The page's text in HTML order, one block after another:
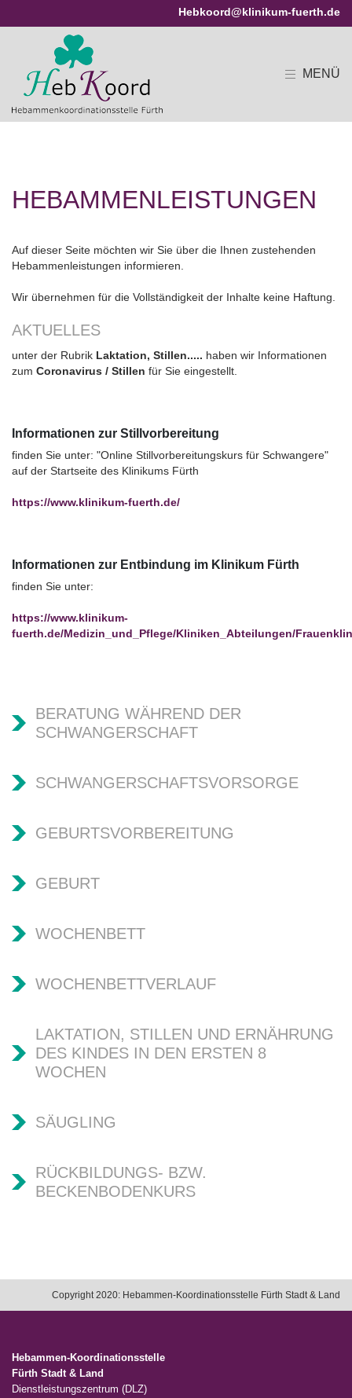
Hebkoord@klinikum-fuerth.de
MENÜ
HEBAMMENLEISTUNGEN
Auf dieser Seite möchten wir Sie über die Ihnen zustehenden
Hebammenleistungen informieren.
Wir übernehmen für die Vollständigkeit der Inhalte keine Haftung.
AKTUELLES
unter der Rubrik Laktation, Stillen..... haben wir Informationen
zum Coronavirus / Stillen für Sie eingestellt.
Informationen zur Stillvorbereitung
finden Sie unter: "Online Stillvorbereitungskurs für Schwangere"
auf der Startseite des Klinikums Fürth
https://www.klinikum-fuerth.de/
Informationen zur Entbindung im Klinikum Fürth
finden Sie unter:
https://www.klinikum-
fuerth.de/Medizin_und_Pflege/Kliniken_Abteilungen/
BERATUNG WÄHREND DER
SCHWANGERSCHAFT
SCHWANGERSCHAFTSVORSORGE
GEBURTSVORBEREITUNG
GEBURT
WOCHENBETT
WOCHENBETTVERLAUF
LAKTATION, STILLEN UND ERNÄHRUNG
DES KINDES IN DEN ERSTEN 8
WOCHEN
SÄUGLING
RÜCKBILDUNGS- BZW.
BECKENBODENKURS
Copyright 2020: Hebammen-Koordinationsstelle Fürth Stadt & Land
Hebammen-Koordinationsstelle
Fürth Stadt & Land
Dienstleistungszentrum (DLZ)